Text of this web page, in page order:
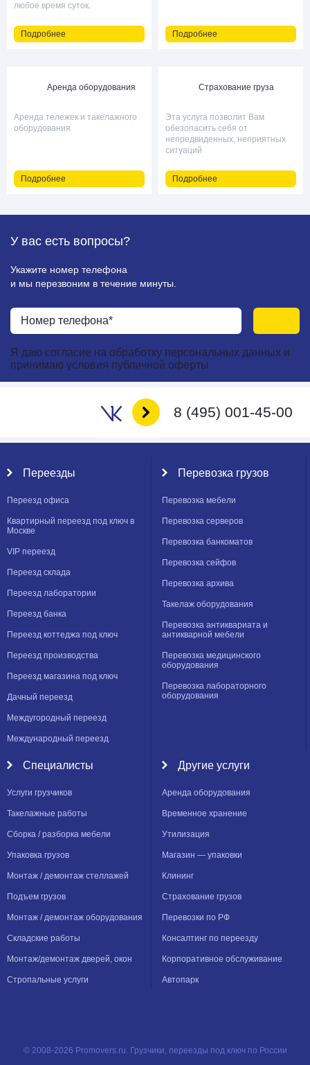
любое время суток.
Подробнее Подробнее
Аренда оборудования
Аренда тележек и такелажного
оборудования
Подробнее
Страхование груза
Эта услуга позволит Вам
обезопасить себя от
непредвиденных, неприятных
ситуаций
Подробнее
У вас есть вопросы?
Укажите номер телефона
и мы перезвоним в течение минуты.
Я даю согласие на обработку персональных данных и
принимаю условия публичной оферты
8 (495) 001-45-00
Переезды
Переезд офиса
Квартирный переезд под ключ в
Москве
VIP переезд
Переезд склада
Переезд лаборатории
Переезд банка
Переезд коттеджа под ключ
Переезд производства
Переезд магазина под ключ
Дачный переезд
Междугородный переезд
Международный переезд
Перевозка грузов
Перевозка мебели
Перевозка серверов
Перевозка банкоматов
Перевозка сейфов
Перевозка архива
Такелаж оборудования
Перевозка антиквариата и
антикварной мебели
Перевозка медицинского
оборудования
Перевозка лабораторного
оборудования
Специалисты
Услуги грузчиков
Такелажные работы
Сборка / разборка мебели
Упаковка грузов
Монтаж / демонтаж стеллажей
Подъем грузов
Монтаж / демонтаж оборудования
Складские работы
Монтаж/демонтаж дверей, окон
Стропальные услуги
Другие услуги
Аренда оборудования
Временное хранение
Утилизация
Магазин — упаковки
Клининг
Страхование грузов
Перевозки по РФ
Консалтинг по переезду
Корпоративное обслуживание
Автопарк
© 2008-2026 Promovers.ru. Грузчики, переезды под ключ по России